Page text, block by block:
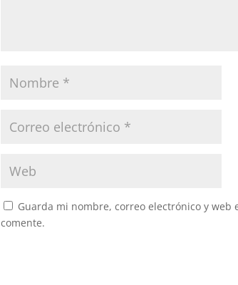
Guarda mi nombre, correo electrónico y web
comente.